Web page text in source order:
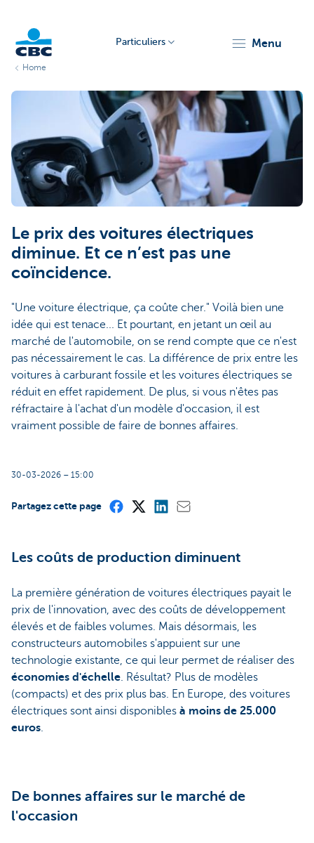
Particuliers menu
Home
Le prix des voitures électriques
diminue. Et ce n’est pas une
coïncidence.
"Une voiture électrique, ça coûte cher." Voilà bien une
idée qui est tenace... Et pourtant, en jetant un œil au
marché de l'automobile, on se rend compte que ce n'est
pas nécessairement le cas. La différence de prix entre les
voitures à carburant fossile et les voitures électriques se
réduit en effet rapidement. De plus, si vous n'êtes pas
réfractaire à l'achat d'un modèle d'occasion, il est
vraiment possible de faire de bonnes affaires.
30-03-2026 – 15:00
Partagez cette page
Les coûts de production diminuent
La première génération de voitures électriques payait le
prix de l'innovation, avec des coûts de développement
élevés et de faibles volumes. Mais désormais, les
constructeurs automobiles s'appuient sur une
technologie existante, ce qui leur permet de réaliser des
économies d'échelle. Résultat? Plus de modèles
(compacts) et des prix plus bas. En Europe, des voitures
électriques sont ainsi disponibles à moins de 25.000
euros.
De bonnes affaires sur le marché de
l'occasion